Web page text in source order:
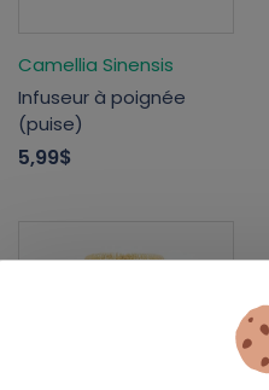
Camellia Sinensis
Infuseur à poignée
(puise)
5,99$